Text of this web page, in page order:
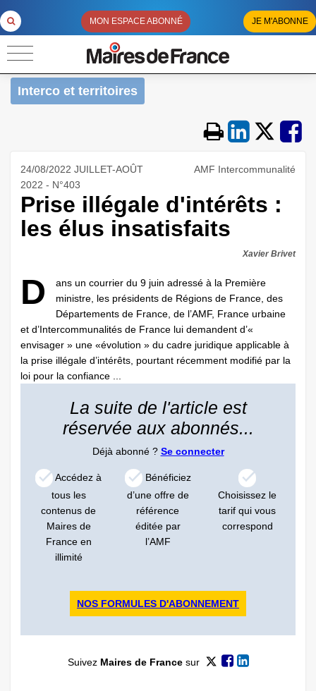
MON ESPACE ABONNÉ JE M'ABONNE
Interco et territoires
24/08/2022 JUILLET-AOÛT
2022 - N°403
AMF Intercommunalité
Prise illégale d'intérêts :
les élus insatisfaits
Xavier Brivet
D
ans un courrier du 9 juin adressé à la Première
ministre, les présidents de Régions de France, des
Départements de France, de l’AMF, France urbaine
et d’Intercommunalités de France lui demandent d’«
envisager » une «évolution » du cadre juridique applicable à
la prise illégale d’intérêts, pourtant récemment modifié par la
loi pour la confiance ...
La suite de l'article est
réservée aux abonnés...
Déjà abonné ? Se connecter
Accédez à
tous les
contenus de
Maires de
France en
illimité
Bénéficiez
d’une offre de
référence
éditée par
l’AMF
Choisissez le
tarif qui vous
correspond
NOS FORMULES D'ABONNEMENT
Suivez Maires de Francesur